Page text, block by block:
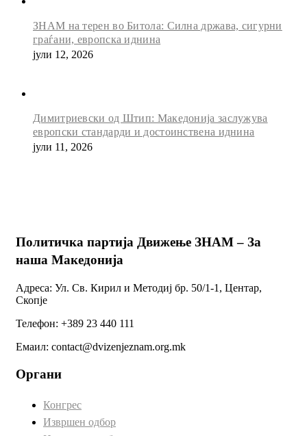
ЗНАМ на терен во Битола: Силна држава, сигурни
граѓани, европска иднина
јули 12, 2026
Димитриевски од Штип: Македонија заслужува
европски стандарди и достоинствена иднина
јули 11, 2026
Политичка партија Движење ЗНАМ – За
наша Македонија
Адреса: Ул. Св. Кирил и Методиј бр. 50/1-1, Центар,
Скопје
Телефон: +389 23 440 111
Емаил: contact@dvizenjeznam.org.mk
Органи
Конгрес
Извршен одбор